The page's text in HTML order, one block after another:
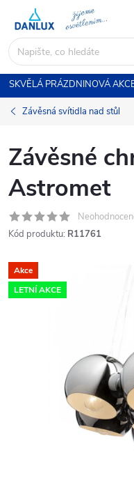
obsah
SKVĚLÁ PRÁZDNINOVÁ
Závěsná svítidla nad stůl
Závěsné
Astromet
Kód produktu: R11761
Akce
LETNÍ AKCE